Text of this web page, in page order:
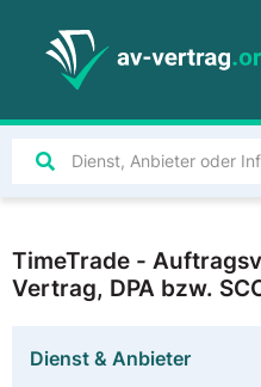
TimeTrade -
Vertrag, DPA bzw.
Dienst & Anbieter